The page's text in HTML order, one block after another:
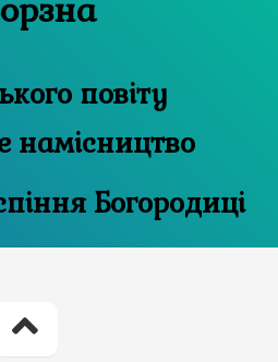
повіту
намісництво
Богородиці